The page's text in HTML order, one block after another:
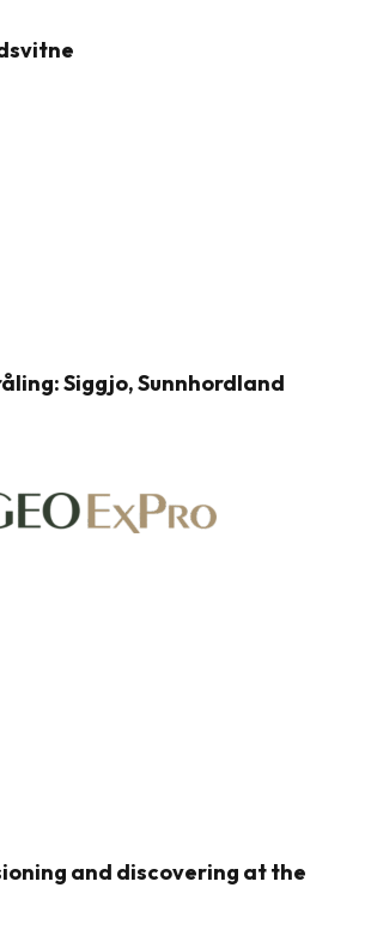
Siggjo, Sunnhordland
and discovering at the